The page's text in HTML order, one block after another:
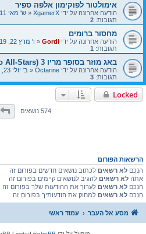
אימולטור לפוקימון אלפה ספיר
הודעה אחרונה על ידי XgamerX
«ש' מאי 11, 2019 10:51 pm
תגובות: 2
מחסור ברומים
הודעה אחרונה על ידי Gordi
«ו' מרץ 22, 2019 10:43 pm
תגובות: 1
באג מוזר בסופר מריו 3 (Super Mario All-Stars) לסופר נינטנדו
הודעה אחרונה על ידי Octarine
«ב' יולי 23, 2018 9:13 pm
תגובות: 3
Locked
574 נושאיםדף1מתוך39
הרשאות הפורום
הנכם לא רשאיםלכתוב נושאים חדשים בפורום זה
אתהלא רשאיםלהגיב לנושאים קיימים בפורום זה
הנכם לא רשאיםלערוך את ההודעות שלך בפורום זה
הנכם לא רשאיםלמחוק את הודעותיך בפורום זה
מסע אל העבר עמוד ראשי